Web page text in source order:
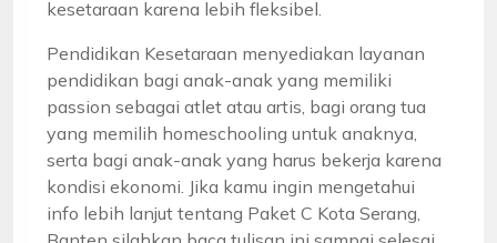
kesetaraan karena lebih fleksibel.
Pendidikan Kesetaraan menyediakan layanan
pendidikan bagi anak-anak yang memiliki
passion sebagai atlet atau artis, bagi orang tua
yang memilih homeschooling untuk anaknya,
serta bagi anak-anak yang harus bekerja karena
kondisi ekonomi. Jika kamu ingin mengetahui
info lebih lanjut tentang Paket C Kota Serang,